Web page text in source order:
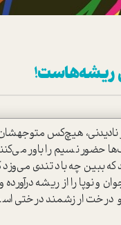
ریشه‌هاست!
نادیدنی، هیچ‌کس
حضور نسیم را باور
ببین چه باد تندی
نوپا را از ریشه درآورده
ارزشمند درختی